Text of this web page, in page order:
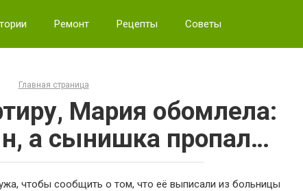
Ремонт Рецепты Советы
Главная страница
Мария обомлела:
а сынишка пропал…
чтобы сообщить о том, что её выписали из больницы